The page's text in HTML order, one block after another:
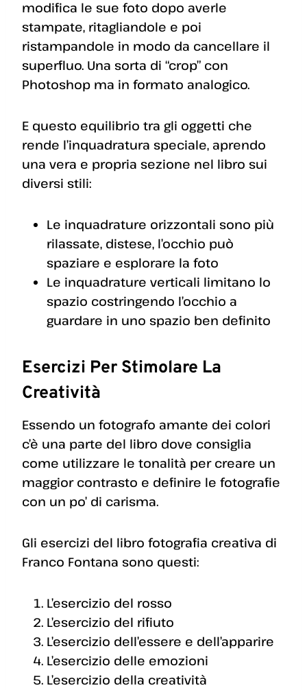
modifica le sue foto dopo averle
stampate, ritagliandole e poi
ristampandole in modo da cancellare il
superfluo. Una sorta di “crop” con
Photoshop ma in formato analogico.
E questo equilibrio tra gli oggetti che
rende l’inquadratura speciale, aprendo
una vera e propria sezione nel libro sui
diversi stili:
Le inquadrature orizzontali sono più
rilassate, distese, l’occhio può
spaziare e esplorare la foto
Le inquadrature verticali limitano lo
spazio costringendo l’occhio a
guardare in uno spazio ben definito
Esercizi Per Stimolare La
Creatività
Essendo un fotografo amante dei colori
c’è una parte del libro dove consiglia
come utilizzare le tonalità per creare un
maggior contrasto e definire le fotografie
con un po’ di carisma.
Gli esercizi del libro fotografia creativa di
Franco Fontana sono questi:
L’esercizio del rosso
L’esercizio del rifiuto
L’esercizio dell’essere e dell’apparire
L’esercizio delle emozioni
L’esercizio della creatività